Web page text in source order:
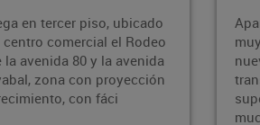
estudio ubicado en una
buena zona de barrio
a una cuadra del
de buses del metro ,
droguerías y